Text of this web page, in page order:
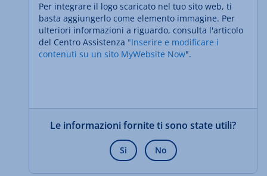
Per integrare il logo scaricato nel tuo sito web, ti
basta aggiungerlo come elemento immagine. Per
ulteriori informazioni a riguardo, consulta l'articolo
del Centro Assistenza "Inserire e modificare i
contenuti su un sito MyWebsite Now".
Le informazioni fornite ti sono state utili?
Sì No